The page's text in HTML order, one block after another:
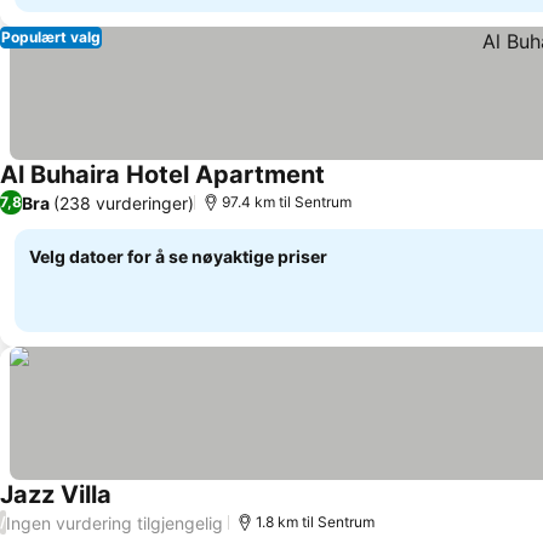
Populært valg
Al Buhaira Hotel Apartment
7,8Bra (238 vurderinger) 97.4 km til Sentrum
Velg datoer for å se nøyaktige priser
Jazz Villa
/Ingen vurdering tilgjengelig 1.8 km til Sentrum